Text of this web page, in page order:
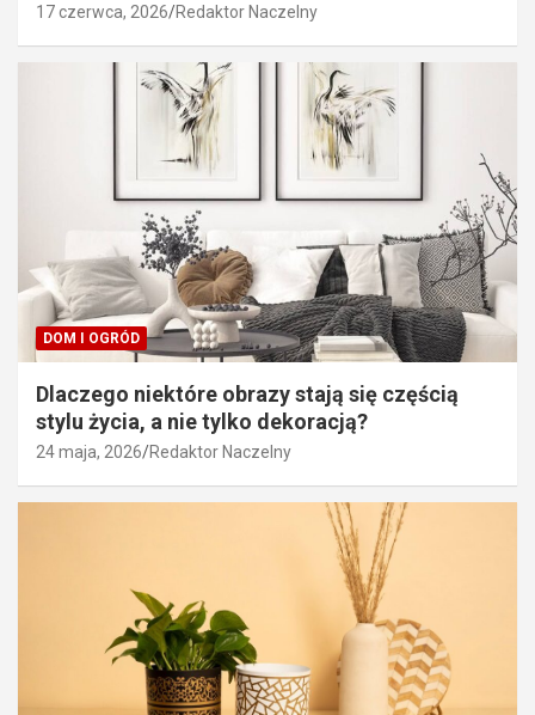
17 czerwca, 2026 Redaktor Naczelny
DOM I OGRÓD
Dlaczego niektóre obrazy stają się częścią
stylu życia, a nie tylko dekoracją?
24 maja, 2026 Redaktor Naczelny